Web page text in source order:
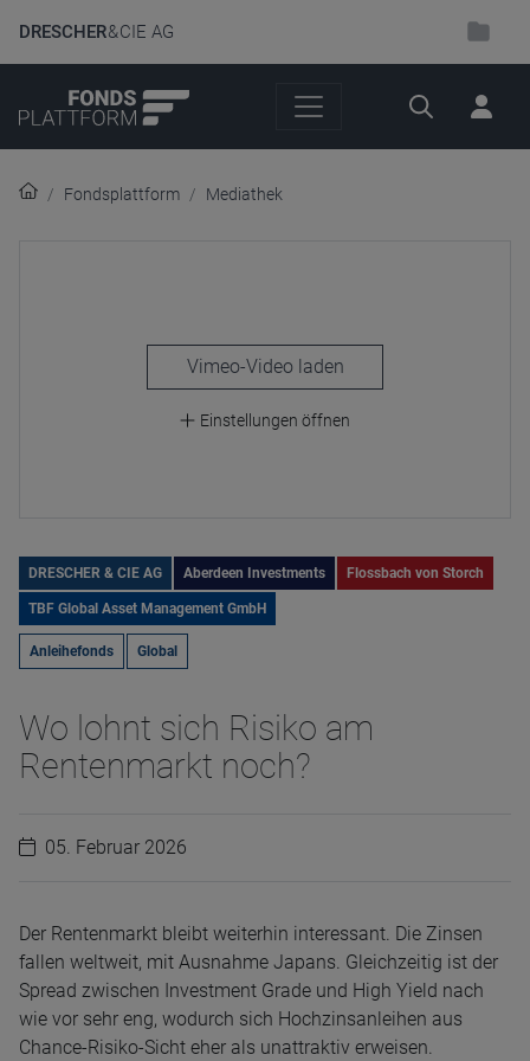
DRESCHER& CIE AG
Suche
Fondsplattform Mediathek
laden
Einstellungen öffnen
DRESCHER & CIE AG Aberdeen Investments Flossbach von Storch
TBF Global Asset Management GmbH
Anleihefonds Global
Wo lohnt sich Risiko am
Rentenmarkt noch?
05. Februar 2026
Der Rentenmarkt bleibt weiterhin interessant. Die Zinsen
fallen weltweit, mit Ausnahme Japans. Gleichzeitig ist der
Spread zwischen Investment Grade und High Yield nach
wie vor sehr eng, wodurch sich Hochzinsanleihen aus
Chance-Risiko-Sicht eher als unattraktiv erweisen.